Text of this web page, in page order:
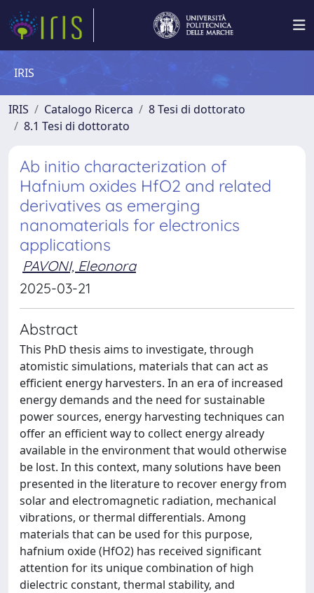
IRIS
IRIS Catalogo Ricerca
8 Tesi di dottorato
8.1 Tesi di dottorato
Ab initio characterization of
Hafnium oxides HfO2 and related
derivatives as emerging
nanomaterials for electronics
applications
PAVONI, Eleonora
2025-03-21
Abstract
This PhD thesis aims to investigate, through
atomistic simulations, materials that can act as
efficient energy harvesters. In an era of increased
energy demands and the need for sustainable
power sources, energy harvesting techniques can
offer an efficient way to collect energy already
available in the environment that would otherwise
be lost. In this context, many solutions have been
presented in the literature to recover energy from
solar and electromagnetic radiation, mechanical
vibrations, or thermal differentials. Among
materials that can be used for this purpose,
hafnium oxide (HfO2) has received significant
attention for its unique combination of high
dielectric constant, thermal stability, and